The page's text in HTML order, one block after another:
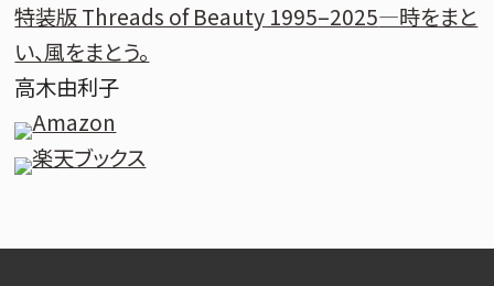
特装版 Threads of Beauty 1995–2025―時をまと
い、風をまとう。
高木由利子
Amazon
楽天ブックス